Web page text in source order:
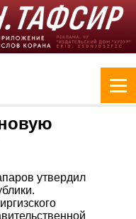
утвердил